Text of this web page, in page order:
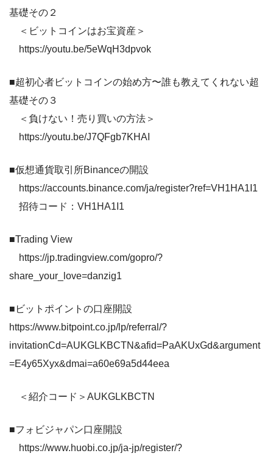
基礎その２
＜ビットコインはお宝資産＞
https://youtu.be/5eWqH3dpvok
■超初心者ビットコインの始め方〜誰も教えてくれない超
基礎その３
＜負けない！売り買いの方法＞
https://youtu.be/J7QFgb7KHAI
■仮想通貨取引所Binanceの開設
https://accounts.binance.com/ja/register?ref=VH1HA1I1
招待コード：VH1HA1I1
■Trading View
https://jp.tradingview.com/gopro/?
share_your_love=danzig1
■ビットポイントの口座開設
https://www.bitpoint.co.jp/lp/referral/?
invitationCd=AUKGLKBCTN&afid=PaAKUxGd&argument
=E4y65Xyx&dmai=a60e69a5d44eea
＜紹介コード＞AUKGLKBCTN
■フォビジャパン口座開設
https://www.huobi.co.jp/ja-jp/register/?